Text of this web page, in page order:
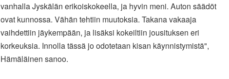
vanhalla Jyskälän erikoiskokeella, ja hyvin meni. Auton säädöt
ovat kunnossa. Vähän tehtiin muutoksia. Takana vakaaja
vaihdettiin jäykempään, ja lisäksi kokeiltiin jousituksen eri
korkeuksia. Innolla tässä jo odotetaan kisan käynnistymistä",
Hämäläinen sanoo.